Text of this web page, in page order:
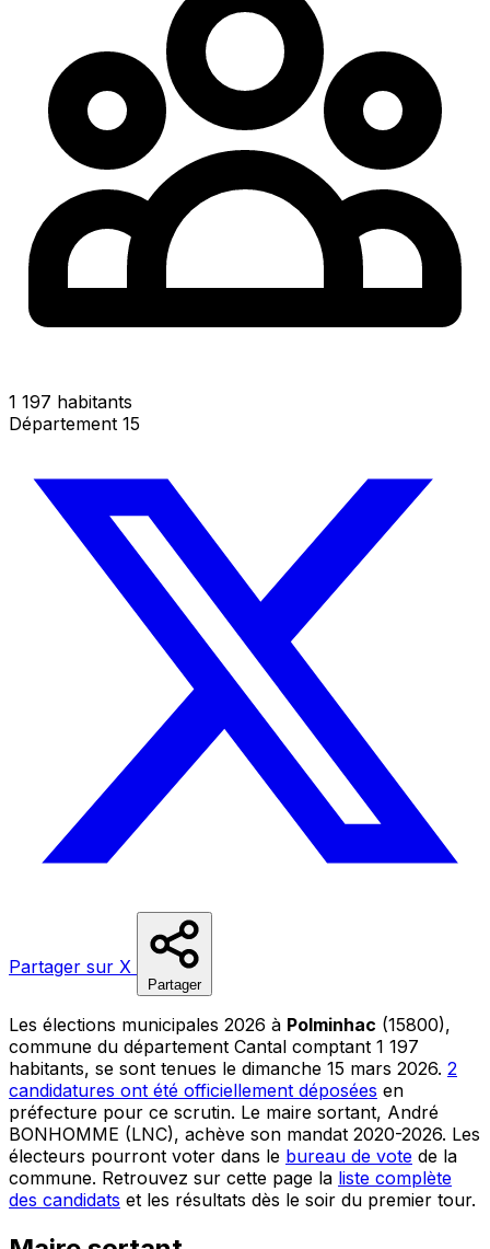
1 197 habitants
Département 15
Partager sur X
Partager
Les élections municipales 2026 à Polminhac (15800),
commune du département Cantal comptant 1 197
habitants, se sont tenues le dimanche 15 mars 2026. 2
candidatures ont été officiellement déposées en
préfecture pour ce scrutin. Le maire sortant, André
BONHOMME (LNC), achève son mandat 2020-2026. Les
électeurs pourront voter dans le bureau de vote de la
commune. Retrouvez sur cette page la liste complète
des candidats et les résultats dès le soir du premier tour.